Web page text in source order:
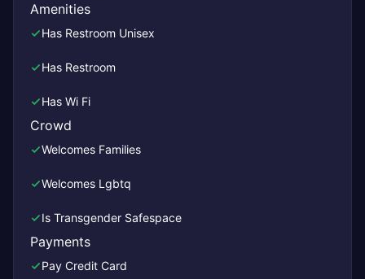
Amenities
Has Restroom Unisex
Has Restroom
Has Wi Fi
Crowd
Welcomes Families
Welcomes Lgbtq
Is Transgender Safespace
Payments
Pay Credit Card